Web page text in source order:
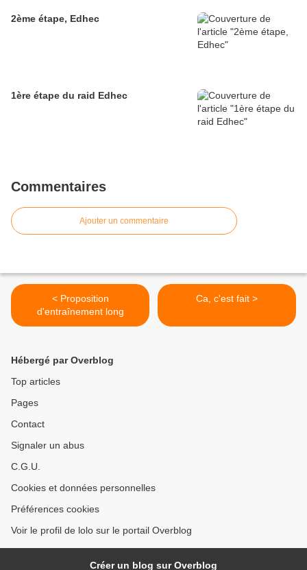
2ème étape, Edhec
1ère étape du raid Edhec
Commentaires
Ajouter un commentaire
< Proposition
d'entraînement long
Ca, c'est fait >
Hébergé par Overblog
Top articles
Pages
Contact
Signaler un abus
C.G.U.
Cookies et données personnelles
Préférences cookies
Voir le profil de lolo sur le portail Overblog
Créer un blog sur Overblog